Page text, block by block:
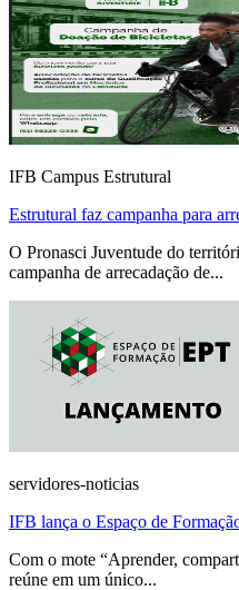
IFB Campus Estrutural
Estrutural faz campanha para
O Pronasci Juventude do
campanha de arrecadação de...
servidores-noticias
IFB lança o Espaço de
Com o mote “Aprender,
reúne em um único...